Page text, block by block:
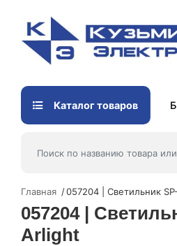
Каталог товаров
Главная 057204 | Светильник
057204 |
Arlight